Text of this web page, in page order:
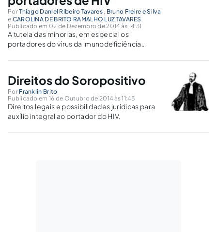
PorThiago Daniel Ribeiro Tavares , Bruno Freire e Silva
e CAROLINA DE BRITO RAMALHO LUZ TAVARES
Publicado em 02 de Dezembro de 2014 às 14:31
A tutela das minorias, em especial os
portadores do vírus da imunodeficiência
grande avanço diante da promulgação da
Direitos do Soropositivo
Por Franklin Brito
Publicado em 16 de Outubro de 2014 às 11:45
Direitos legais e possibilidades jurídicas para
auxílio integral ao portador do HIV.